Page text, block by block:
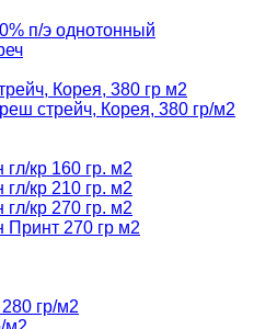
п/э однотонный
Корея, 380 гр м2
стрейч, Корея, 380 гр/м2
гл/кр 160 гр. м2
гл/кр 210 гр. м2
гл/кр 270 гр. м2
Принт 270 гр м2
гр/м2